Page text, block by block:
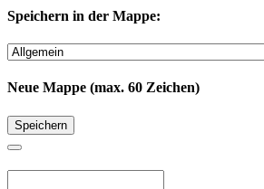
Speichern in der Mappe:
Neue Mappe (max. 60 Zeichen)
Speichern